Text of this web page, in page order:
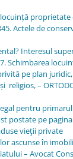
Actele de
Interesul
Schimbarea
pe plan
religios, –
pentru
postate pe
vieţii private
ascunse în
– Avocat